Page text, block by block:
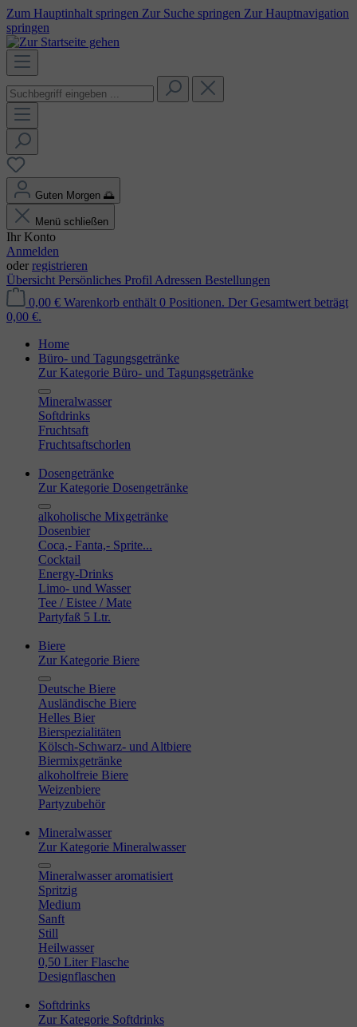
Zum Hauptinhalt springen Zur Suche springen Zur Hauptnavigation
springen
Guten Morgen 🌅
Menü schließen
Ihr Konto
Anmelden
oder registrieren
Übersicht Persönliches Profil Adressen Bestellungen
0,00 € Warenkorb enthält 0 Positionen. Der Gesamtwert beträgt
0,00 €.
Home
Büro- und Tagungsgetränke
Zur Kategorie Büro- und Tagungsgetränke
Mineralwasser
Softdrinks
Fruchtsaft
Fruchtsaftschorlen
Dosengetränke
Zur Kategorie Dosengetränke
alkoholische Mixgetränke
Dosenbier
Coca,- Fanta,- Sprite...
Cocktail
Energy-Drinks
Limo- und Wasser
Tee / Eistee / Mate
Partyfaß 5 Ltr.
Biere
Zur Kategorie Biere
Deutsche Biere
Ausländische Biere
Helles Bier
Bierspezialitäten
Kölsch-Schwarz- und Altbiere
Biermixgetränke
alkoholfreie Biere
Weizenbiere
Partyzubehör
Mineralwasser
Zur Kategorie Mineralwasser
Mineralwasser aromatisiert
Spritzig
Medium
Sanft
Still
Heilwasser
0,50 Liter Flasche
Designflaschen
Softdrinks
Zur Kategorie Softdrinks